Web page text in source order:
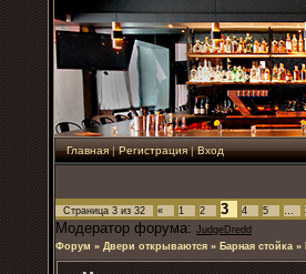
Главная|Регистрация|Вход
Страница 3 из 32 « 1 2 3 4 5 …
Модератор форума: JudgeDredd
Форум » Двери открываются » Барная стойка »